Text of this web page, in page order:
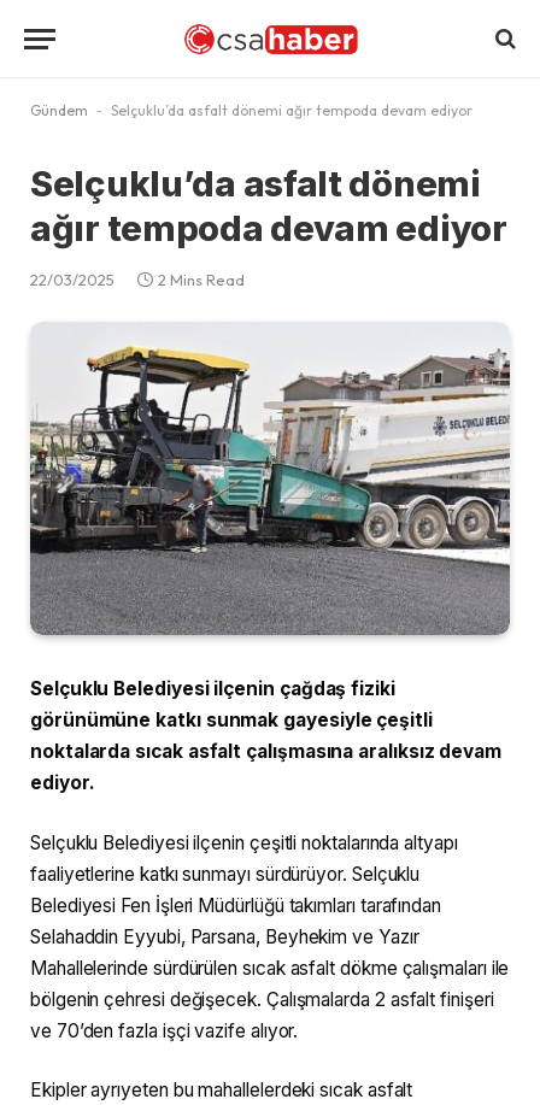
Gündem - Selçuklu’da asfalt dönemi ağır tempoda devam ediyor
Selçuklu’da asfalt dönemi
ağır tempoda devam ediyor
22/03/2025 2 Mins Read
Selçuklu Belediyesi ilçenin çağdaş fiziki
görünümüne katkı sunmak gayesiyle çeşitli
noktalarda sıcak asfalt çalışmasına aralıksız devam
ediyor.
Selçuklu Belediyesi ilçenin çeşitli noktalarında altyapı
faaliyetlerine katkı sunmayı sürdürüyor. Selçuklu
Belediyesi Fen İşleri Müdürlüğü takımları tarafından
Selahaddin Eyyubi, Parsana, Beyhekim ve Yazır
Mahallelerinde sürdürülen sıcak asfalt dökme çalışmaları ile
bölgenin çehresi değişecek. Çalışmalarda 2 asfalt finişeri
ve 70’den fazla işçi vazife alıyor.
Ekipler ayrıyeten bu mahallelerdeki sıcak asfalt